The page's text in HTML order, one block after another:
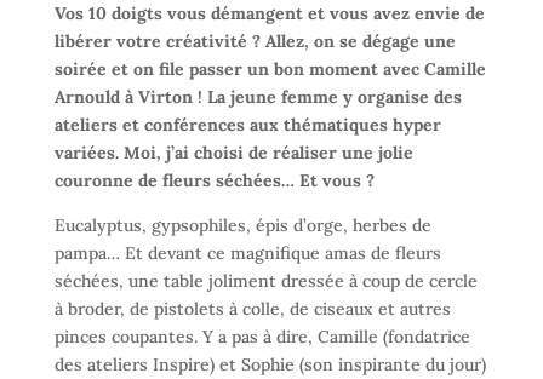
Vos 10 doigts vous démangent et vous avez envie de
libérer votre créativité ? Allez, on se dégage une
soirée et on file passer un bon moment avec Camille
Arnould à Virton ! La jeune femme y organise des
ateliers et conférences aux thématiques hyper
variées. Moi, j’ai choisi de réaliser une jolie
couronne de fleurs séchées… Et vous ?
Eucalyptus, gypsophiles, épis d’orge, herbes de
pampa… Et devant ce magnifique amas de fleurs
séchées, une table joliment dressée à coup de cercle
à broder, de pistolets à colle, de ciseaux et autres
pinces coupantes. Y a pas à dire, Camille (fondatrice
des ateliers Inspire) et Sophie (son inspirante du jour)